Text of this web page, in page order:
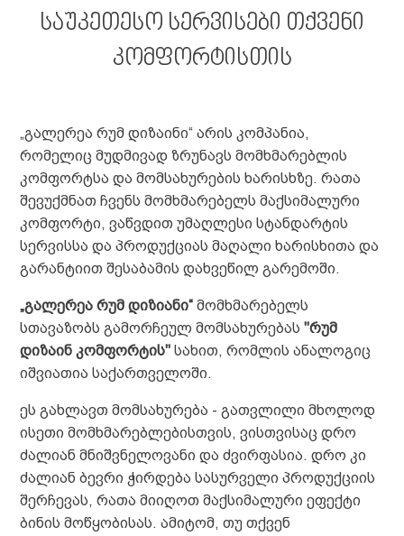
საუკეთესო სერვისები თქვენი
კომფორტისთის
„გალერეა რუმ დიზაინი“ არის კომპანია,
რომელიც მუდმივად ზრუნავს მომხმარებლის
კომფორტსა და მომსახურების ხარისხზე. რათა
შევუქმნათ ჩვენს მომხმარებელს მაქსიმალური
კომფორტი, ვაწვდით უმაღლესი სტანდარტის
სერვისსა და პროდუქციას მაღალი ხარისხითა და
გარანტიით შესაბამის დახვეწილ გარემოში.
„გალერეა რუმ დიზიანი“ მომხმარებელს
სთავაზობს გამორჩეულ მომსახურებას"რუმ
დიზაინ კომფორტის" სახით, რომლის ანალოგიც
იშვიათია საქართველოში.
ეს გახლავთ მომსახურება - გათვლილი მხოლოდ
ისეთი მომხმარებლებისთვის, ვისთვისაც დრო
ძალიან მნიშვნელოვანი და ძვირფასია. დრო კი
ძალიან ბევრი ჭირდება სასურველი პროდუქციის
შერჩევას, რათა მიიღოთ მაქსიმალური ეფექტი
ბინის მოწყობისას. ამიტომ, თუ თქვენ